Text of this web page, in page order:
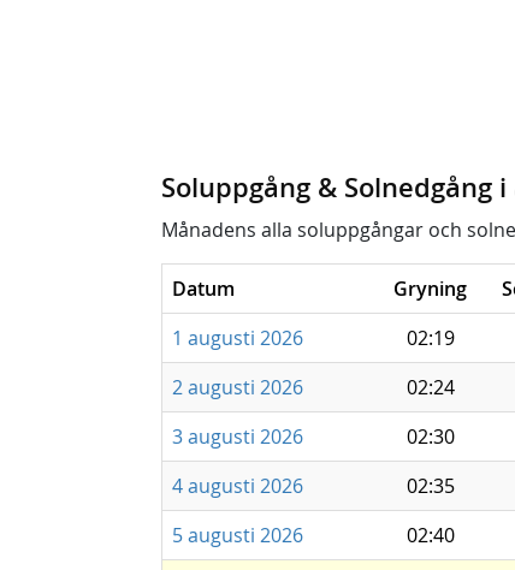
Soluppgång & Solnedgång
Månadens alla soluppgångar och
Datum Gryning
1 augusti 2026
02:19
2 augusti 2026
02:24
3 augusti 2026
02:30
4 augusti 2026
02:35
5 augusti 2026
02:40